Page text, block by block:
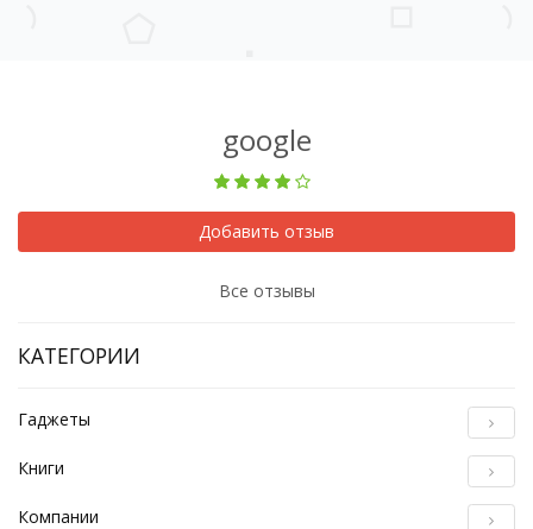
google
Добавить отзыв
Все отзывы
КАТЕГОРИИ
Гаджеты
Книги
Компании